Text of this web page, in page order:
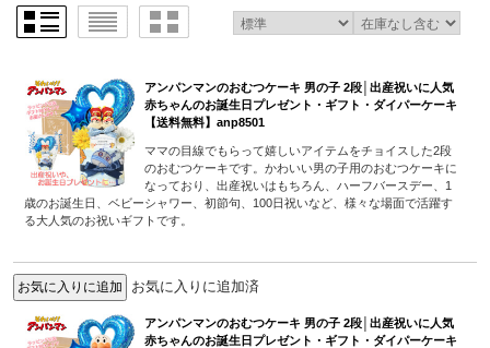
アンパンマンのおむつケーキ 男の子 2段│出産祝いに人気
赤ちゃんのお誕生日プレゼント・ギフト・ダイパーケーキ
【送料無料】anp8501
ママの目線でもらって嬉しいアイテムをチョイスした2段
のおむつケーキです。かわいい男の子用のおむつケーキに
なっており、出産祝いはもちろん、ハーフバースデー、1
歳のお誕生日、ベビーシャワー、初節句、100日祝いなど、様々な場面で活躍す
る大人気のお祝いギフトです。
お気に入りに追加済
アンパンマンのおむつケーキ 男の子 2段│出産祝いに人気
赤ちゃんのお誕生日プレゼント・ギフト・ダイパーケーキ